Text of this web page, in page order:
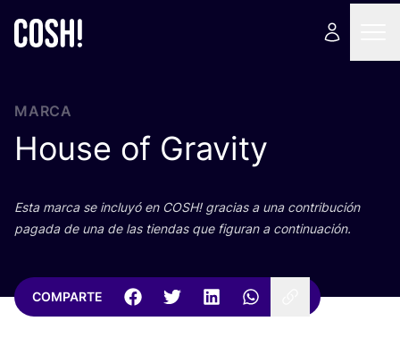
MARCA
House of Gravity
Esta mar­ca se inclu­yó en COSH! gra­cias a una con­tri­bu­ción
paga­da de una de las tien­das que figu­ran a continuación.
COMPARTE